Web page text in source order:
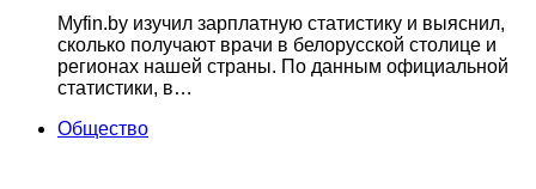
Myfin.by изучил зарплатную статистику и выяснил,
сколько получают врачи в белорусской столице и
регионах нашей страны. По данным официальной
статистики, в…
Общество